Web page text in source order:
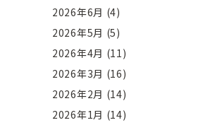
2026年6月 (4)
2026年5月 (5)
2026年4月 (11)
2026年3月 (16)
2026年2月 (14)
2026年1月 (14)